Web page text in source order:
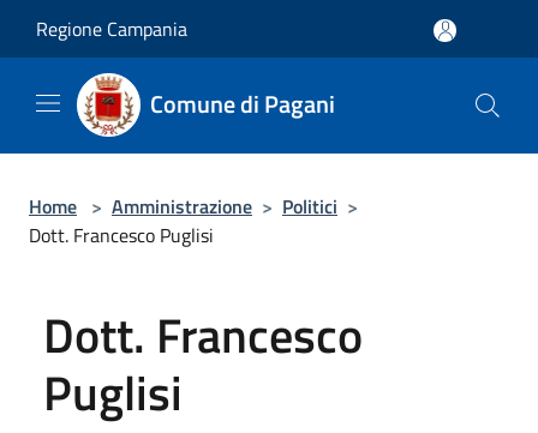
Regione Campania
Comune di Pagani
Home > Amministrazione > Politici >
Dott. Francesco Puglisi
Dott. Francesco
Puglisi